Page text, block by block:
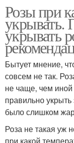
Розы при
укрывать.
укрывать
Бытует мнение,
совсем не так.
не чаще, чем
правильно
было слишком
Роза не такая уж